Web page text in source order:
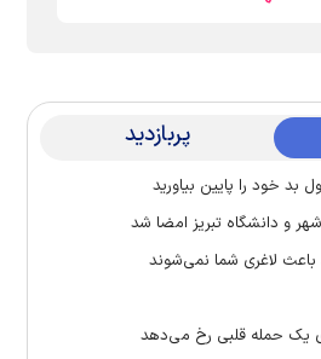
پربازدید
بد خود را پایین بیاورید
و دانشگاه تبریز امضا شد
باعث لاغری شما نمی‌شوند
یک حمله قلبی رخ می‌دهد